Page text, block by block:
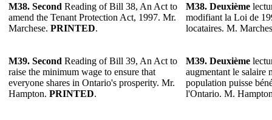
M38. Second Reading of Bill 38, An Act to
amend the Tenant Protection Act, 1997. Mr.
Marchese. PRINTED.
M38. Deuxième
modifiant la Loi de
locataires. M.
M39. Second Reading of Bill 39, An Act to
raise the minimum wage to ensure that
everyone shares in Ontario's prosperity. Mr.
Hampton. PRINTED.
M39. Deuxième
augmentant le salaire
population puisse
l'Ontario. M.